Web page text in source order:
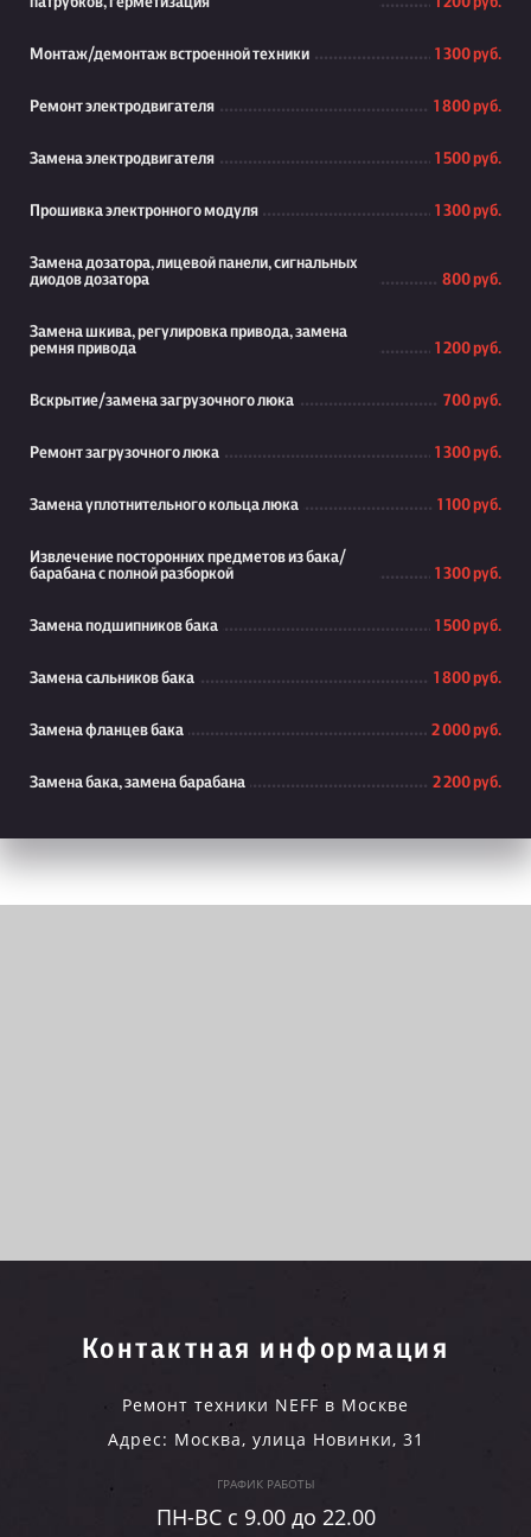
Монтаж/демонтаж встроенной техники 1 300 руб.
Ремонт электродвигателя 1 800 руб.
Замена электродвигателя 1 500 руб.
Прошивка электронного модуля 1 300 руб.
Замена дозатора, лицевой панели, сигнальных
диодов дозатора
800 руб.
Замена шкива, регулировка привода, замена
ремня привода
1 200 руб.
Вскрытие/замена загрузочного люка 700 руб.
Ремонт загрузочного люка 1 300 руб.
Замена уплотнительного кольца люка 1 100 руб.
Извлечение посторонних предметов из бака/
барабана с полной разборкой
1 300 руб.
Замена подшипников бака 1 500 руб.
Замена сальников бака 1 800 руб.
Замена фланцев бака 2 000 руб.
Замена бака, замена барабана 2 200 руб.
Контактная информация
Ремонт техники NEFF в Москве
Адрес: Москва, улица Новинки, 31
ГРАФИК РАБОТЫ
ПН-ВC c 9.00 до 22.00